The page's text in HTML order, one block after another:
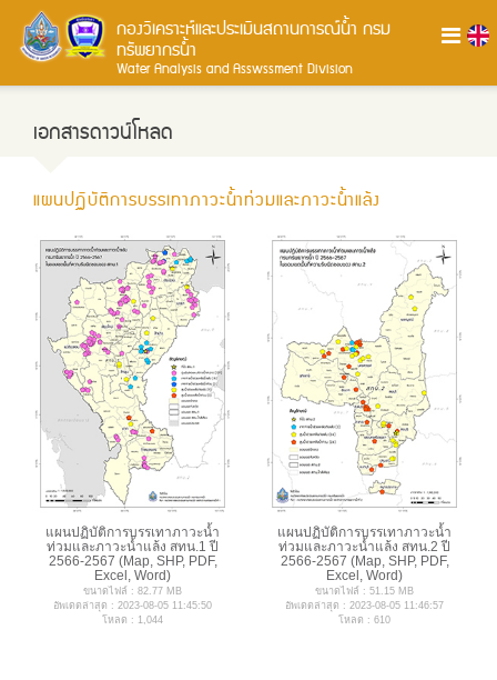
กองวิเคราะห์และประเมินสถานการณ์น้ำ กรม
ทรัพยากรน้ำ
Water Analysis and Asswssment Division
เอกสารดาวน์โหลด
แผนปฏิบัติการบรรเทาภาวะน้ำท่วมและภาวะน้ำแล้ง
แผนปฏิบัติการบรรเทาภาวะน้ำ
ท่วมและภาวะน้ำแล้ง สทน.1 ปี
2566-2567 (Map, SHP, PDF,
Excel, Word)
ขนาดไฟล์ : 82.77 MB
อัพเดตล่าสุด : 2023-08-05 11:45:50
โหลด : 1,044
แผนปฏิบัติการบรรเทาภาวะน้ำ
ท่วมและภาวะน้ำแล้ง สทน.2 ปี
2566-2567 (Map, SHP, PDF,
Excel, Word)
ขนาดไฟล์ : 51.15 MB
อัพเดตล่าสุด : 2023-08-05 11:46:57
โหลด : 610